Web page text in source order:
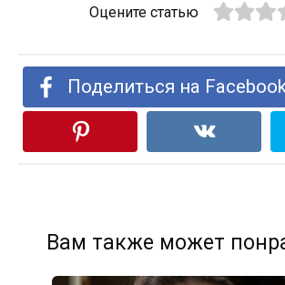
Оцените статью
Поделиться на
Вам также может